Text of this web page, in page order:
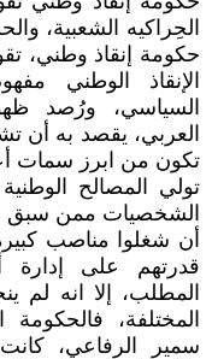
الحِراكيه الشعبية،
حكومة إنقاذ وطني،
الإنقاذ الوطني
السياسي، ورُصد
العربي، يقصد به
تكون من ابرز سمات
تولي المصالح
الشخصيات ممن سبق
أن شغلوا مناصب
قدرتهم على إدارة
المطلب، إلا انه لم
المختلفة،
سمير الرفاعي،